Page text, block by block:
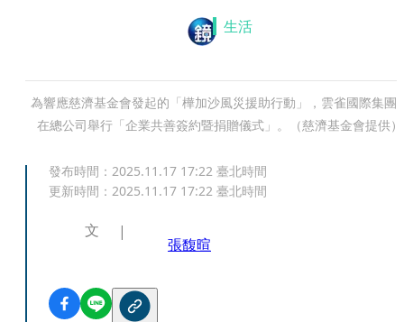
生活
為響應慈濟基金會發起的「樺加沙風災援助行動」，雲雀國際集團
在總公司舉行「企業共善簽約暨捐贈儀式」。（慈濟基金會提供）
發布時間： 2025.11.17 17:22 臺北時間
更新時間： 2025.11.17 17:22 臺北時間
文
張馥暄